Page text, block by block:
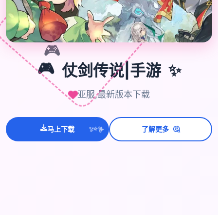
🎮
🎮 仗剑传说|手游 ✨
亚服,最新版本下载
马上下载 ✨⭐💫 了解更多 🤔